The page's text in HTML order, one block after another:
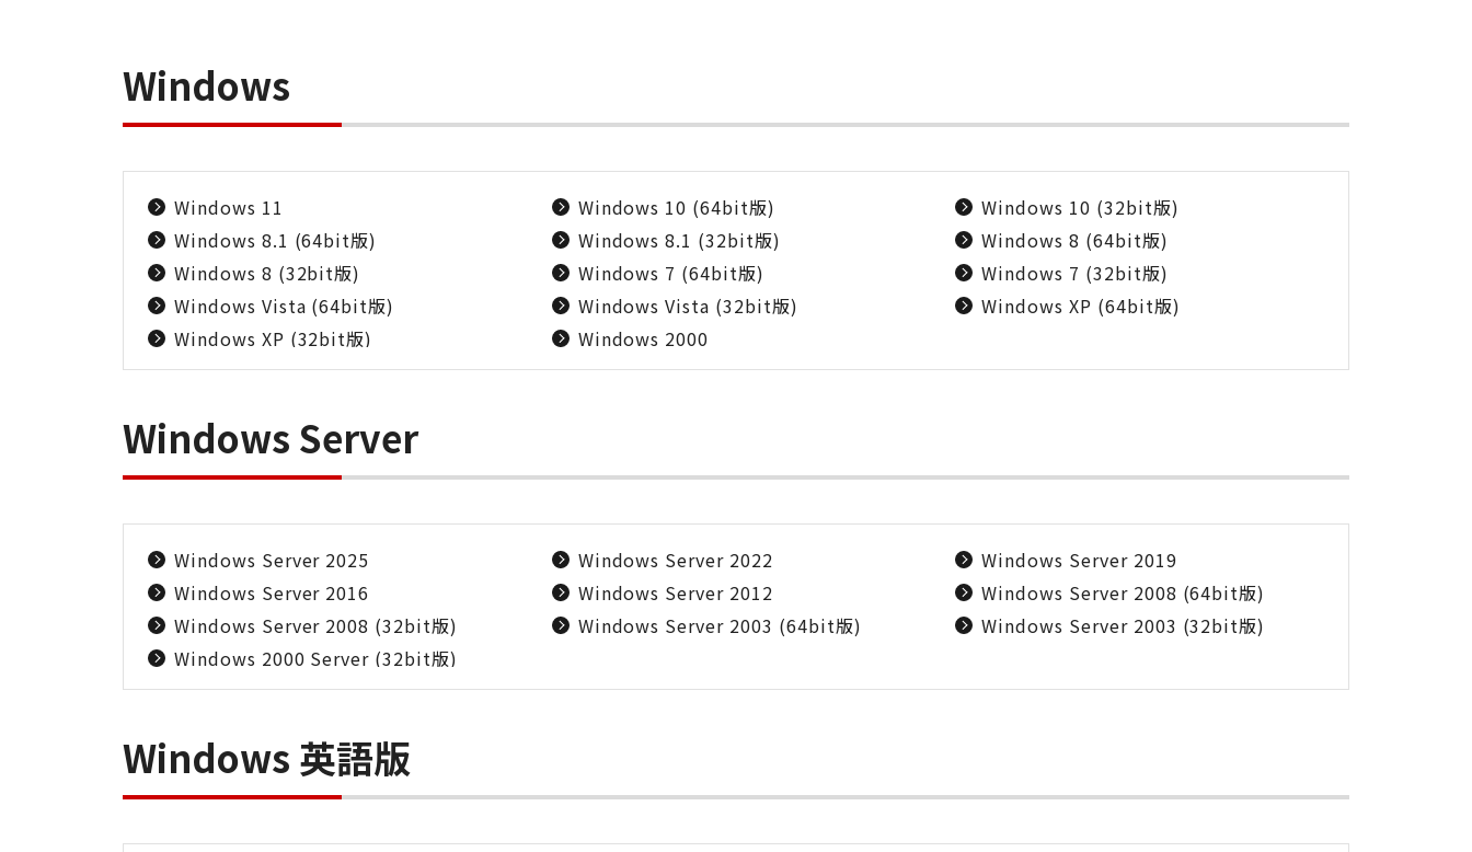
Windows
Windows 11 Windows 10 (64bit版)
Windows 10 (32bit版)
Windows 8.1 (64bit版)
Windows 8.1 (32bit版)
Windows 8 (64bit版)
Windows 8 (32bit版)
Windows 7 (64bit版)
Windows 7 (32bit版)
Windows Vista (64bit版)
Windows Vista (32bit版)
Windows XP (64bit版)
Windows XP (32bit版)
Windows 2000
Windows Server
Windows Server 2025 Windows Server 2022
Windows Server 2019
Windows Server 2016
Windows Server 2012
Windows Server 2008 (64bit版)
Windows Server 2008 (32bit版)
Windows Server 2003 (64bit版)
Windows Server 2003 (32bit版)
Windows 2000 Server (32bit版)
Windows 英語版